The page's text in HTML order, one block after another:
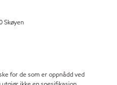
Skøyen
for de som er oppnådd ved